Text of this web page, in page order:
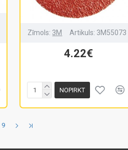
Zīmols: 3M Artikuls: 3M55073
4.22€
NOPIRKT
9